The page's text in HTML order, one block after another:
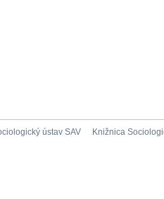
ústav SAV Knižnica